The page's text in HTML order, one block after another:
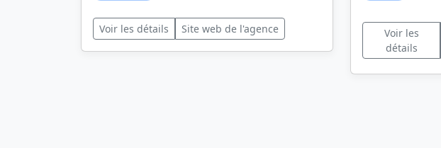
Voir les détails Site web de l'agence
Voir les
détails